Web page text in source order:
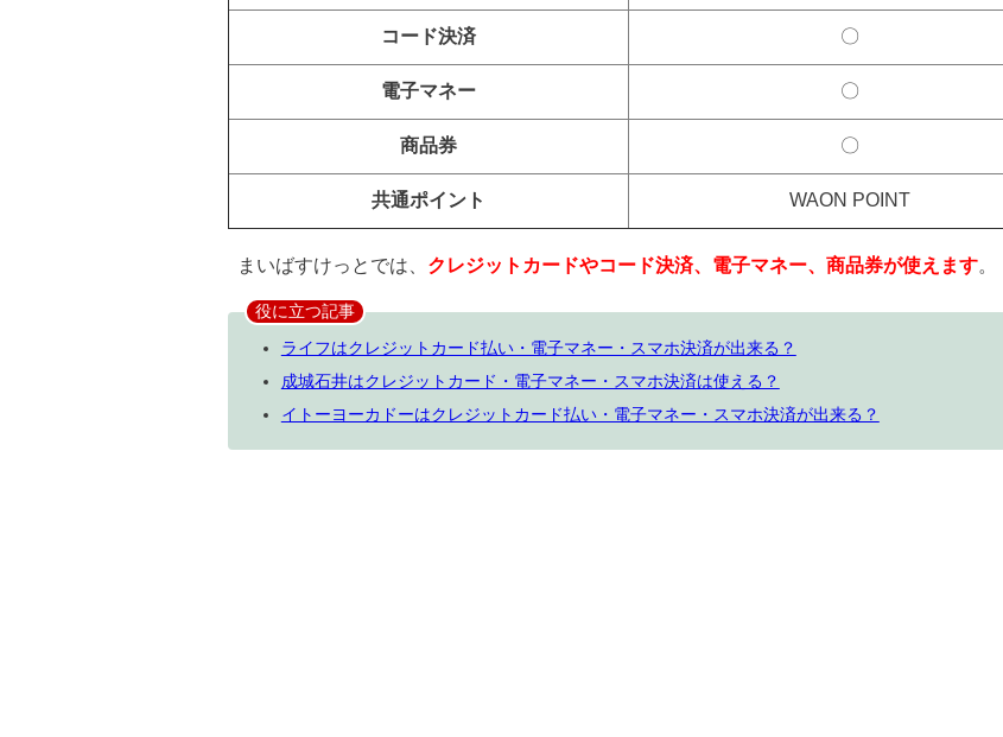
コード決済 〇
電子マネー 〇
商品券 〇
共通ポイント WAON POINT
まいばすけっとでは、 クレジットカードやコード決済、電子マネー、商品券が使えます。
役に立つ記事
ライフはクレジットカード払い・電子マネー・スマホ決済が出来る？
成城石井はクレジットカード・電子マネー・スマホ決済は使える？
イトーヨーカドーはクレジットカード払い・電子マネー・スマホ決済が出来る？